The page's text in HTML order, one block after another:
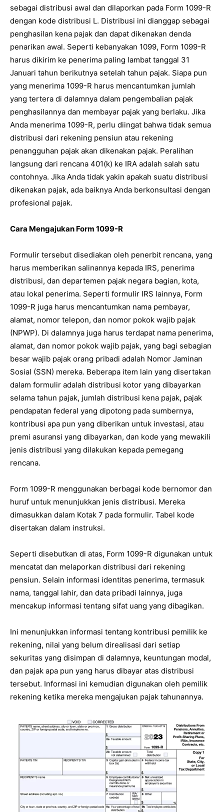
sebagai distribusi awal dan dilaporkan pada Form 1099-R
dengan kode distribusi L. Distribusi ini dianggap sebagai
penghasilan kena pajak dan dapat dikenakan denda
penarikan awal. Seperti kebanyakan 1099, Form 1099-R
harus dikirim ke penerima paling lambat tanggal 31
Januari tahun berikutnya setelah tahun pajak. Siapa pun
yang menerima 1099-R harus mencantumkan jumlah
yang tertera di dalamnya dalam pengembalian pajak
penghasilannya dan membayar pajak yang berlaku. Jika
Anda menerima 1099-R, perlu diingat bahwa tidak semua
distribusi dari rekening pensiun atau rekening
penangguhan pajak akan dikenakan pajak. Peralihan
langsung dari rencana 401(k) ke IRA adalah salah satu
contohnya. Jika Anda tidak yakin apakah suatu distribusi
dikenakan pajak, ada baiknya Anda berkonsultasi dengan
profesional pajak.
Cara Mengajukan Form 1099-R
Formulir tersebut disediakan oleh penerbit rencana, yang
harus memberikan salinannya kepada IRS, penerima
distribusi, dan departemen pajak negara bagian, kota,
atau lokal penerima. Seperti formulir IRS lainnya, Form
1099-R juga harus mencantumkan nama pembayar,
alamat, nomor telepon, dan nomor pokok wajib pajak
(NPWP). Di dalamnya juga harus terdapat nama penerima,
alamat, dan nomor pokok wajib pajak, yang bagi sebagian
besar wajib pajak orang pribadi adalah Nomor Jaminan
Sosial (SSN) mereka. Beberapa item lain yang disertakan
dalam formulir adalah distribusi kotor yang dibayarkan
selama tahun pajak, jumlah distribusi kena pajak, pajak
pendapatan federal yang dipotong pada sumbernya,
kontribusi apa pun yang diberikan untuk investasi, atau
premi asuransi yang dibayarkan, dan kode yang mewakili
jenis distribusi yang dilakukan kepada pemegang
rencana.
Form 1099-R menggunakan berbagai kode bernomor dan
huruf untuk menunjukkan jenis distribusi. Mereka
dimasukkan dalam Kotak 7 pada formulir. Tabel kode
disertakan dalam instruksi.
Seperti disebutkan di atas, Form 1099-R digunakan untuk
mencatat dan melaporkan distribusi dari rekening
pensiun. Selain informasi identitas penerima, termasuk
nama, tanggal lahir, dan data pribadi lainnya, juga
mencakup informasi tentang sifat uang yang dibagikan.
Ini menunjukkan informasi tentang kontribusi pemilik ke
rekening, nilai yang belum direalisasi dari setiap
sekuritas yang disimpan di dalamnya, keuntungan modal,
dan pajak apa pun yang harus dibayar atas distribusi
tersebut. Informasi ini kemudian digunakan oleh pemilik
rekening ketika mereka mengajukan pajak tahunannya.